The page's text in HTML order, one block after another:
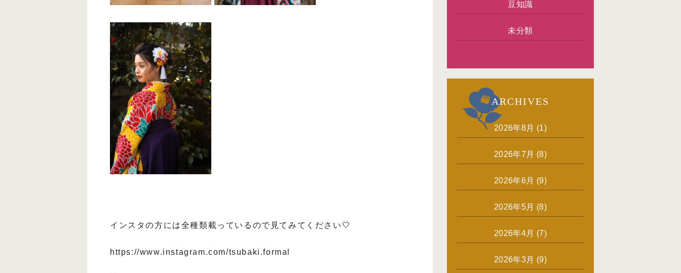
インスタの方には全種類載っているので見てみてください🤍
https://www.instagram.com/tsubaki.formal
豆知識
未分類
ARCHIVES
2026年8月 (1)
2026年7月 (8)
2026年6月 (9)
2026年5月 (8)
2026年4月 (7)
2026年3月 (9)